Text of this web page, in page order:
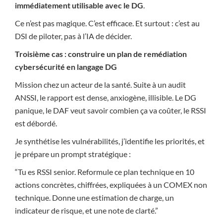
immédiatement utilisable avec le DG.
Ce n’est pas magique. C’est efficace. Et surtout : c’est au
DSI de piloter, pas à l’IA de décider.
Troisième cas : construire un plan de remédiation
cybersécurité en langage DG
Mission chez un acteur de la santé. Suite à un audit
ANSSI, le rapport est dense, anxiogène, illisible. Le DG
panique, le DAF veut savoir combien ça va coûter, le RSSI
est débordé.
Je synthétise les vulnérabilités, j’identifie les priorités, et
je prépare un prompt stratégique :
“Tu es RSSI senior. Reformule ce plan technique en 10
actions concrètes, chiffrées, expliquées à un COMEX non
technique. Donne une estimation de charge, un
indicateur de risque, et une note de clarté.”